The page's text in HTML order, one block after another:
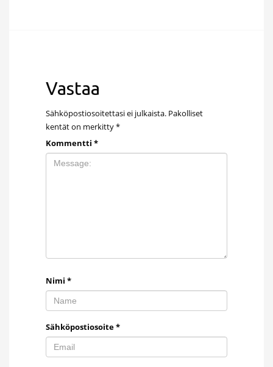
Vastaa
Sähköpostiosoitettasi ei julkaista. Pakolliset
kentät on merkitty*
Kommentti *
Nimi *
Sähköpostiosoite*